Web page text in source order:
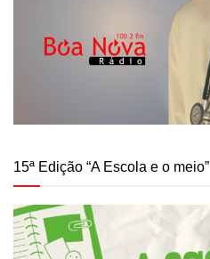
15ª Edição “A Escola e o meio”